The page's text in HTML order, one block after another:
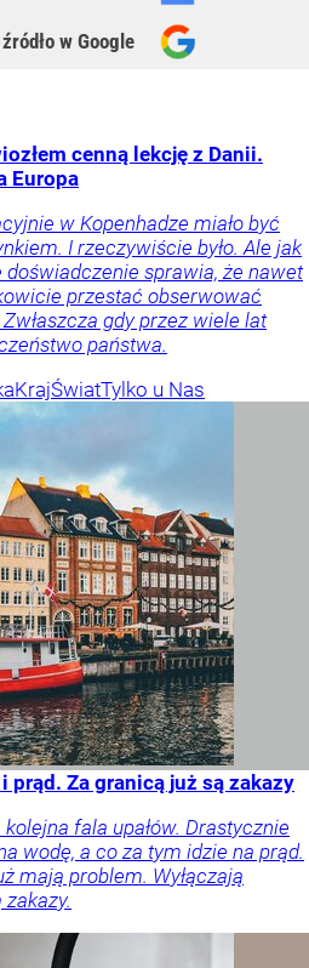
źródło w Google
cenną lekcję z Danii.
Europa
w Kopenhadze miało być
I rzeczywiście było. Ale jak
sprawia, że nawet
przestać obserwować
gdy przez wiele lat
państwa.
KrajŚwiatTylko u Nas
prąd. Za granicą już są zakazy
fala upałów. Drastycznie
wodę, a co za tym idzie na prąd.
mają problem. Wyłączają